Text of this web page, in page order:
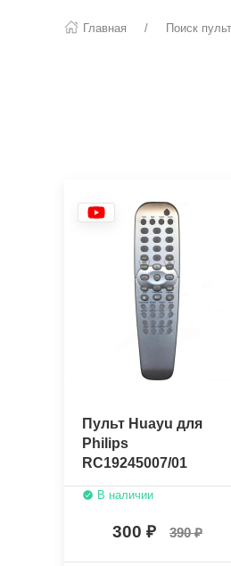
Главная Поиск
Пульт Huayu для
Philips
RC19245007/01
В наличии
300 390